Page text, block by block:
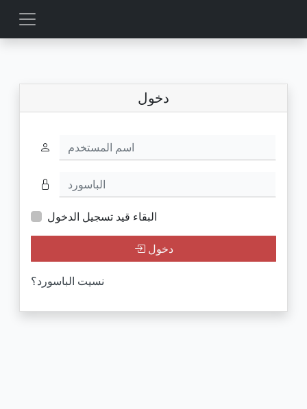
دخول
اسم المستخدم
الباسورد
البقاء قيد تسجيل الدخول
دخول
نسيت الباسورد؟